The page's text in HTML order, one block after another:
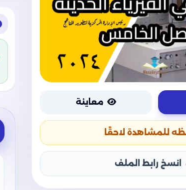
معاينة
للمشاهدة لاحقًا
انسخ رابط الملف